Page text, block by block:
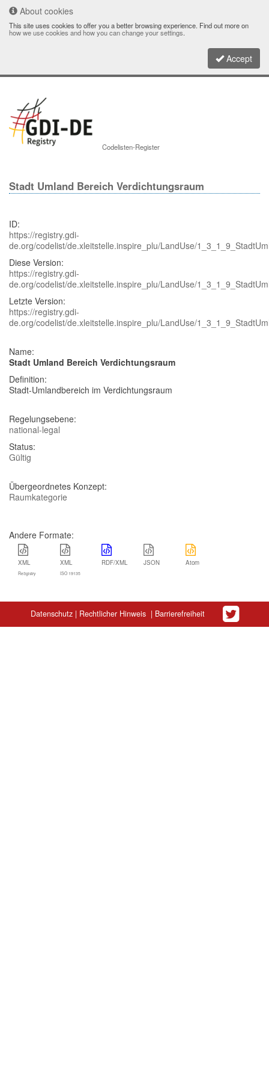
About cookies
This site uses cookies to offer you a better browsing experience. Find out more on
how we use cookies and how you can change your settings.
Accept
Codelisten-Register
Stadt Umland Bereich Verdichtungsraum
ID:
https://registry.gdi-
de.org/codelist/de.xleitstelle.inspire_plu/LandUse/
Diese Version:
https://registry.gdi-
de.org/codelist/de.xleitstelle.inspire_plu/LandUse/
Letzte Version:
https://registry.gdi-
de.org/codelist/de.xleitstelle.inspire_plu/LandUse/
Name:
Stadt Umland Bereich Verdichtungsraum
Definition:
Stadt-Umlandbereich im Verdichtungsraum
Regelungsebene:
national-legal
Status:
Gültig
Übergeordnetes Konzept:
Raumkategorie
Andere Formate:
XML
Re3gistry
XML
ISO 19135
RDF/XML JSON Atom
Datenschutz| Rechtlicher Hinweis | Barrierefreiheit